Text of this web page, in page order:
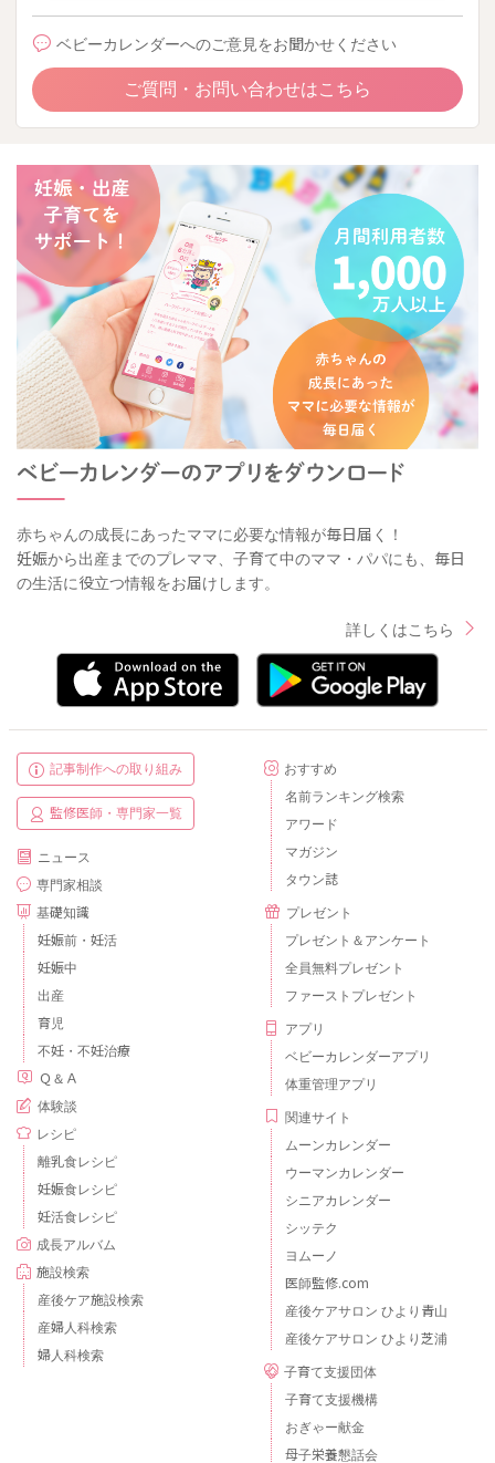
ベビーカレンダーへのご意見をお聞かせください
ご質問・お問い合わせはこちら
赤ちゃんの成長にあったママに必要な情報が毎日届く！
妊娠から出産までのプレママ、子育て中のママ・パパにも、毎日
の生活に役立つ情報をお届けします。
詳しくはこちら
記事制作への取り組み
監修医師・専門家一覧
ニュース
専門家相談
基礎知識
妊娠前・妊活
妊娠中
出産
育児
不妊・不妊治療
Ｑ＆Ａ
体験談
レシピ
離乳食レシピ
妊娠食レシピ
妊活食レシピ
成長アルバム
施設検索
産後ケア施設検索
産婦人科検索
婦人科検索
おすすめ
名前ランキング検索
アワード
マガジン
タウン誌
プレゼント
プレゼント＆アンケート
全員無料プレゼント
ファーストプレゼント
アプリ
ベビーカレンダーアプリ
体重管理アプリ
関連サイト
ムーンカレンダー
ウーマンカレンダー
シニアカレンダー
シッテク
ヨムーノ
医師監修.com
産後ケアサロン ひより青山
産後ケアサロン ひより芝浦
子育て支援団体
子育て支援機構
おぎゃー献金
母子栄養懇話会